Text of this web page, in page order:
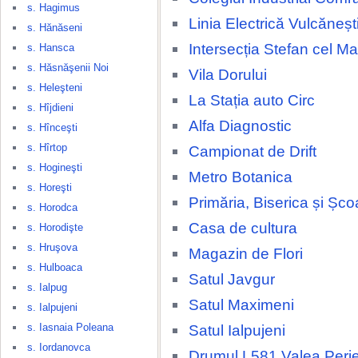
s. Hagimus
s. Hănăseni
s. Hansca
s. Hăsnăşenii Noi
s. Heleşteni
s. Hîjdieni
s. Hînceşti
s. Hîrtop
s. Hogineşti
s. Horeşti
s. Horodca
s. Horodişte
s. Hruşova
s. Hulboaca
s. Ialpug
s. Ialpujeni
s. Iasnaia Poleana
s. Iordanovca
Linia Electrică
Intersecția Stefan cel
Vila Dorului
La Stația auto Circ
Alfa Diagnostic
Campionat de Drift
Metro Botanica
Primăria, Biserica și
Casa de cultura
Magazin de Flori
Satul Javgur
Satul Maximeni
Satul Ialpujeni